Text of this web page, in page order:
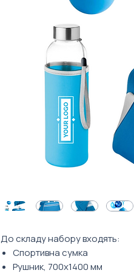
До складу набору входять:
Спортивна сумка
Рушник, 700х1400 мм